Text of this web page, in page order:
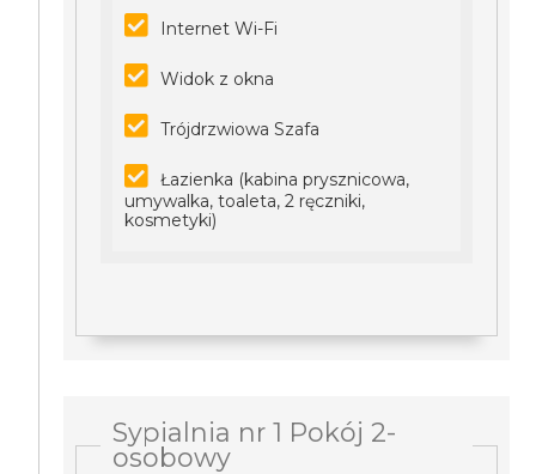
Internet Wi-Fi
Widok z okna
Trójdrzwiowa Szafa
Łazienka (kabina prysznicowa,
umywalka, toaleta, 2 ręczniki,
kosmetyki)
Sypialnia nr 1 Pokój 2-
osobowy